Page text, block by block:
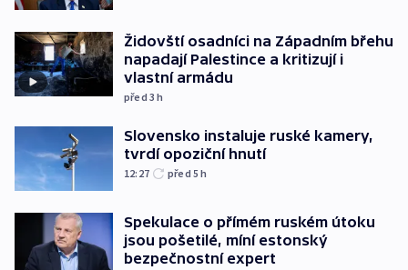
Židovští osadníci na Západním břehu
napadají Palestince a kritizují i
vlastní armádu
před 3h
Slovensko instaluje ruské kamery,
tvrdí opoziční hnutí
12:27 před 5h
Spekulace o přímém ruském útoku
jsou pošetilé, míní estonský
bezpečnostní expert